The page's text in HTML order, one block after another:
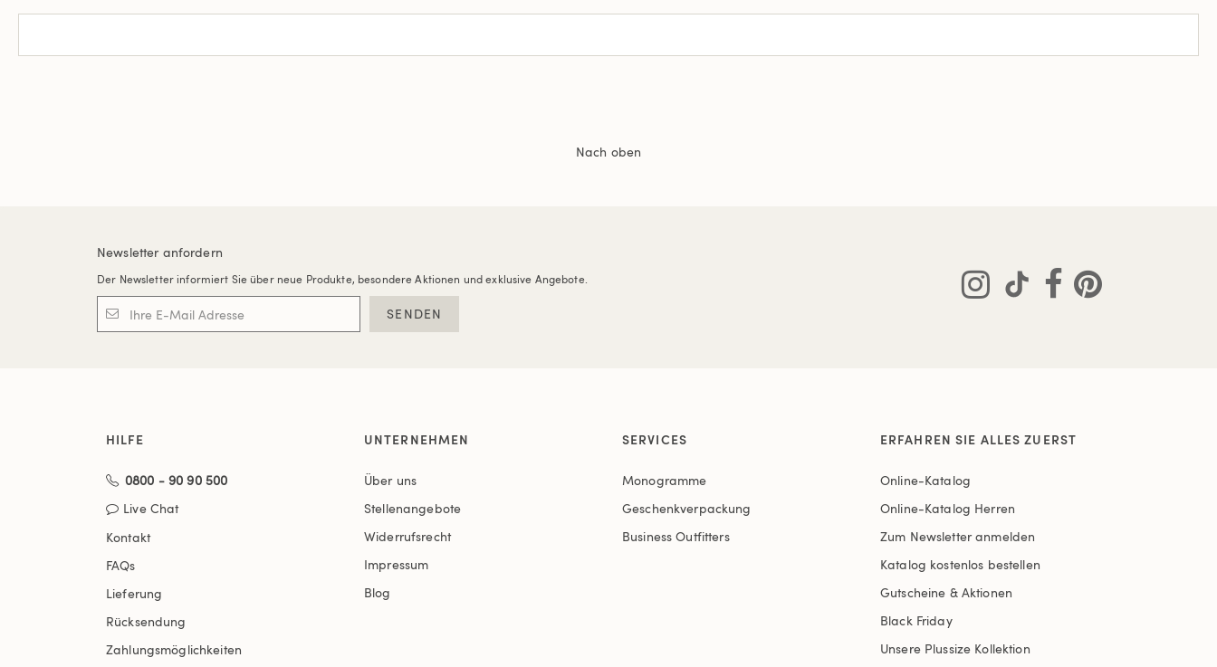
Nach oben
Newsletter anfordern
Der Newsletter informiert Sie über neue Produkte, besondere Aktionen und exklusive Angebote.
SENDEN
HILFE
0800 - 90 90 500
Live Chat
Kontakt
FAQs
Lieferung
Rücksendung
Zahlungsmöglichkeiten
UNTERNEHMEN
Über uns
Stellenangebote
Widerrufsrecht
Impressum
Blog
SERVICES
Monogramme
Geschenkverpackung
Business Outfitters
ERFAHREN SIE ALLES ZUERST
Online-Katalog
Online-Katalog Herren
Zum Newsletter anmelden
Katalog kostenlos bestellen
Gutscheine & Aktionen
Black Friday
Unsere Plussize Kollektion